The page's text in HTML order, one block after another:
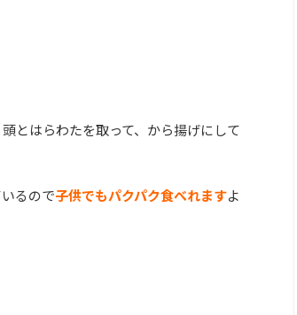
とはらわたを取って、から揚げにして
るので子供でもパクパク食べれますよ